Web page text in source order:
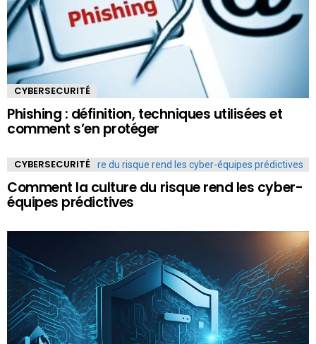
CYBERSECURITÉ
Phishing : définition, techniques utilisées et
comment s’en protéger
CYBERSECURITÉ
Comment la culture du risque rend les cyber-
équipes prédictives